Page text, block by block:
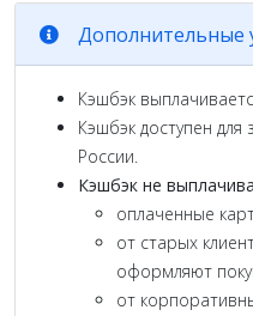
Дополнительные
Кэшбэк
Кэшбэк доступен для
России.
Кэшбэк не
оплаченные
от старых
оформляют
от